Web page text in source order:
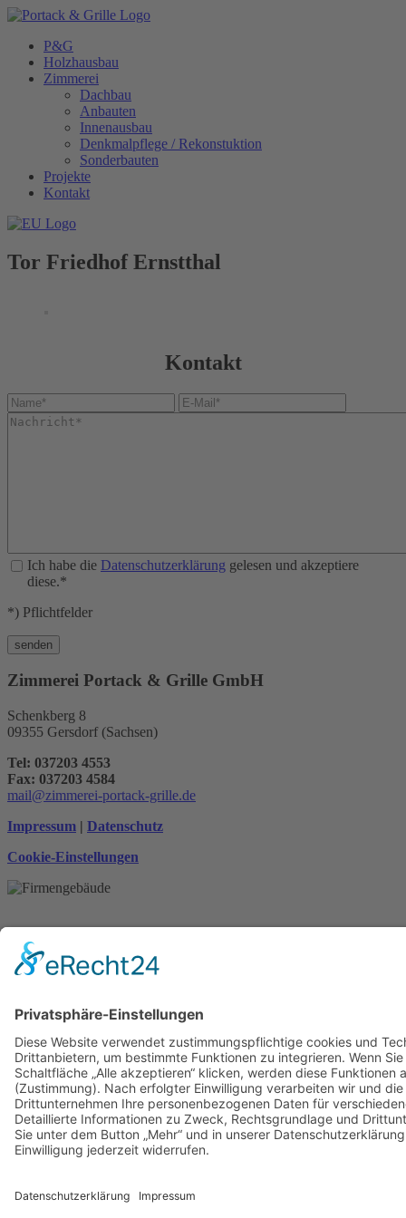
Skip
contentP&G
Holzhausbau
Zimmerei
Dachbau
Anbauten
Innenausbau
Denkmalpflege / Rekonstuktion
Sonderbauten
Projekte
Kontakt
Tor Friedhof Ernstthal
Kontakt
Ich habe die Datenschutzerklärung gelesen und akzeptiere
diese.*
*) Pflichtfelder
Zimmerei Portack & Grille GmbH
Schenkberg 8
09355 Gersdorf (Sachsen)
Tel: 037203 4553
Fax: 037203 4584
mail@zimmerei-portack-grille.de
Impressum | Datenschutz
Cookie-Einstellungen